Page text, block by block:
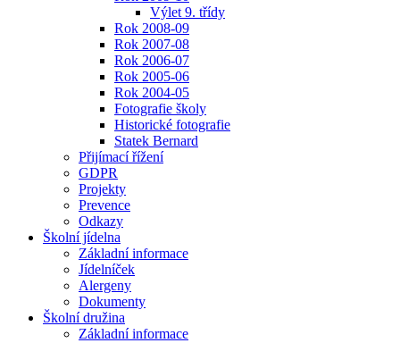
Výlet 9. třídy
Rok 2008-09
Rok 2007-08
Rok 2006-07
Rok 2005-06
Rok 2004-05
Fotografie školy
Historické fotografie
Statek Bernard
Přijímací řížení
GDPR
Projekty
Prevence
Odkazy
Školní jídelna
Základní informace
Jídelníček
Alergeny
Dokumenty
Školní družina
Základní informace